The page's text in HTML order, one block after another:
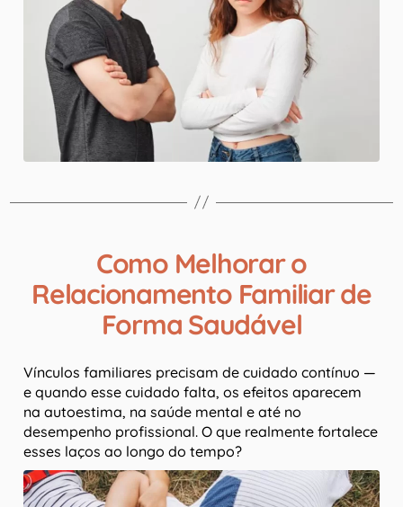
Como Melhorar o
Relacionamento Familiar de
Forma Saudável
Vínculos familiares precisam de cuidado contínuo —
e quando esse cuidado falta, os efeitos aparecem
na autoestima, na saúde mental e até no
desempenho profissional. O que realmente fortalece
esses laços ao longo do tempo?